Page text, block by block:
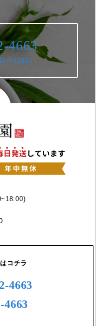
4663
〜18時)
コチラ
4663
4663